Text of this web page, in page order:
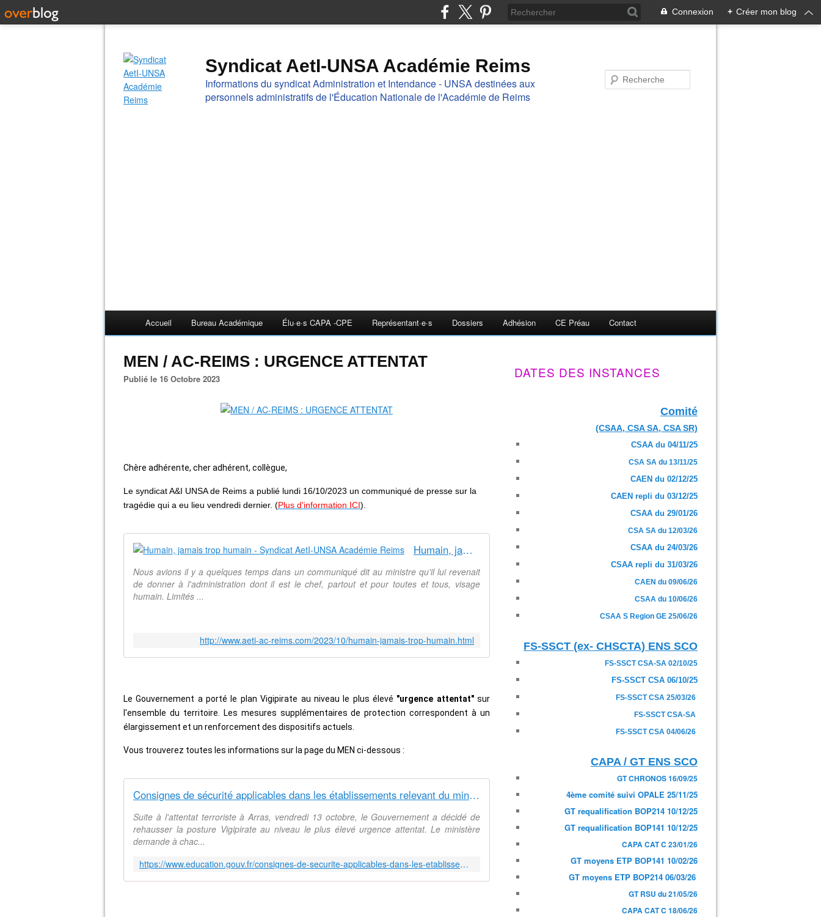
Connexion + Créer mon blog
Syndicat AetI-UNSA Académie Reims
Informations du syndicat Administration et Intendance - UNSA destinées aux
personnels administratifs de l'Éducation Nationale de l'Académie de Reims
Accueil Bureau Académique Élu·e·s CAPA -CPE Représentant·e·s Dossiers Adhésion CE Préau Contact
MEN / AC-REIMS : URGENCE ATTENTAT
Publié le 16 Octobre 2023
Chère adhérente, cher adhérent, collègue,
Le syndicat A&I UNSA de Reims a publié lundi 16/10/2023 un communiqué de presse sur la
tragédie qui a eu lieu vendredi dernier. (Plus d'information ICI).
Humain, jamais trop humain - Syndicat AetI-UNSA Académie Reims
Nous avions il y a quelques temps dans un communiqué dit au ministre qu'il lui revenait
de donner à l'administration dont il est le chef, partout et pour toutes et tous, visage
humain. Limités ...
http://www.aeti-ac-reims.com/2023/10/humain-jamais-trop-humain.html
Le Gouvernement a porté le plan Vigipirate au niveau le plus élevé "urgence attentat" sur
l'ensemble du territoire.
Les mesures supplémentaires de protection correspondent à un
élargissement et un renforcement des dispositifs actuels.
Vous trouverez toutes les informations sur la page du MEN ci-dessous :
Consignes de sécurité applicables dans les établissements relevant du ministère de l'Éducation nationale et de la Jeunesse et de l'Enseignement supérieur et de la Recherche
Suite à l'attentat terroriste à Arras, vendredi 13 octobre, le Gouvernement a décidé de
rehausser la posture Vigipirate au niveau le plus élevé urgence attentat. Le ministère
demande à chac...
https://www.education.gouv.fr/consignes-de-securite-applicables-dans-les-etablissements-relevant-du-ministere-de-l-education-9950
DATES DES INSTANCES
Comité
(CSAA, CSA SA, CSA SR)
CSAA du 04/11/25
CSA SA du 13/11/25
CAEN du 02/12/25
CAEN repli du 03/12/25
CSAA du 29/01/26
CSA SA du 12/03/26
CSAA du 24/03/26
CSAA repli du 31/03/26
CAEN du 09/06/26
CSAA du 10/06/26
CSAA S Region GE 25/06/26
FS-SSCT (ex- CHSCTA) ENS SCO
FS-SSCT CSA-SA 02/10/25
FS-SSCT CSA 06/10/25
FS-SSCT CSA 25/03/26
FS-SSCT CSA-SA
FS-SSCT CSA 04/06/26
CAPA / GT ENS SCO
GT CHRONOS 16/09/25
4ème comité suivi OPALE 25/11/25
GT requalification BOP214 10/12/25
GT requalification BOP141 10/12/25
CAPA CAT C 23/01/26
GT moyens ETP BOP141 10/02/26
GT moyens ETP BOP214 06/03/26
GT RSU du 21/05/26
CAPA CAT C 18/06/26